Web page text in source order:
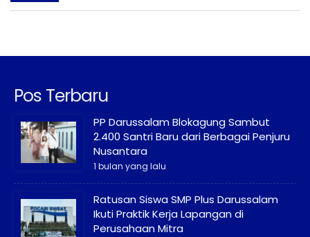
Pos Terbaru
PP Darussalam Blokagung Sambut
2.400 Santri Baru dari Berbagai Penjuru
Nusantara
1 bulan yang lalu
Ratusan Siswa SMP Plus Darussalam
Ikuti Praktik Kerja Lapangan di
Perusahaan Mitra